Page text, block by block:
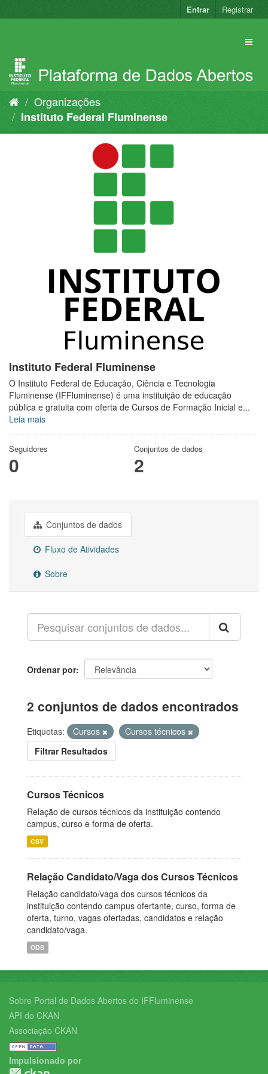
para
Entrar Registrar
Organizações
Instituto Federal Fluminense
Instituto Federal Fluminense
O Instituto Federal de Educação, Ciência e Tecnologia
Fluminense (IFFluminense) é uma instituição de educação
pública e gratuita com oferta de Cursos de Formação Inicial e...
Leia mais
Seguidores
0
Conjuntos de dados
2
Conjuntos de dados
Fluxo de Atividades
Sobre
Ordenar por
2 conjuntos de dados encontrados
Etiquetas: Cursos
Cursos técnicos
Filtrar Resultados
Cursos Técnicos
Relação de cursos técnicos da instituição contendo
campus, curso e forma de oferta.
CSV
Relação Candidato/Vaga dos Cursos Técnicos
Relação candidato/vaga dos cursos técnicos da
instituição contendo campus ofertante, curso, forma de
oferta, turno, vagas ofertadas, candidatos e relação
candidato/vaga.
ODS
Sobre Portal de Dados Abertos do IFFluminense
API do CKAN
Associação CKAN
Impulsionado por